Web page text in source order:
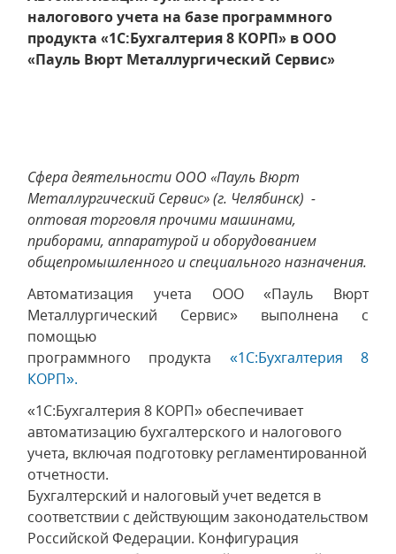
налогового учета на базе программного
продукта «1С:Бухгалтерия 8 КОРП» в ООО
«Пауль Вюрт Металлургический Сервис»
Сфера деятельности ООО «Пауль Вюрт
Металлургический Сервис» (г. Челябинск) -
оптовая торговля прочими машинами,
приборами, аппаратурой и оборудованием
общепромышленного и специального назначения.
Автоматизация учета ООО «Пауль Вюрт
Металлургический Сервис» выполнена с
помощью
программного продукта «1С:Бухгалтерия 8
КОРП».
«1С:Бухгалтерия 8 КОРП» обеспечивает
автоматизацию бухгалтерского и налогового
учета, включая подготовку регламентированной
отчетности.
Бухгалтерский и налоговый учет ведется в
соответствии с действующим законодательством
Российской Федерации. Конфигурация